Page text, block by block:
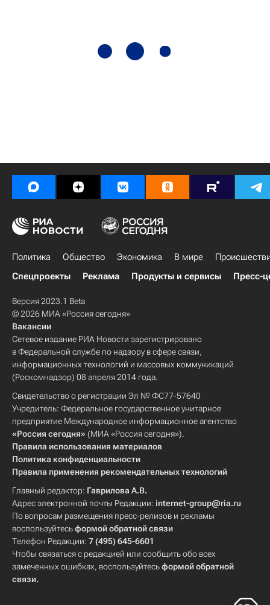
Политика Общество Экономика В мире
Спецпроекты
Реклама Продукты и сервисы Пресс-
Версия 2023.1 Beta
© 2026 МИА «Россия сегодня»
Вакансии
Сетевое издание РИА Новости зарегистрировано
в Федеральной службе по надзору в сфере связи,
информационных технологий и массовых коммуникаций
(Роскомнадзор) 08 апреля 2014 года.
Свидетельство о регистрации Эл № ФС77-57640
Учредитель: Федеральное государственное унитарное
предприятие Международное информационное агентство
«Россия сегодня» (МИА «Россия сегодня»).
Правила использования материалов
Политика конфиденциальности
Правила применения рекомендательных технологий
Главный редактор: Гаврилова А.В.
Адрес электронной почты Редакции: internet-group@ria.ru
По вопросам размещения пресс-релизов и рекламы
воспользуйтесьформой обратной связи
Телефон Редакции: 7 (495) 645-6601
Чтобы связаться с редакцией или сообщить обо всех
замеченных ошибках, воспользуйтесьформой обратной
связи.